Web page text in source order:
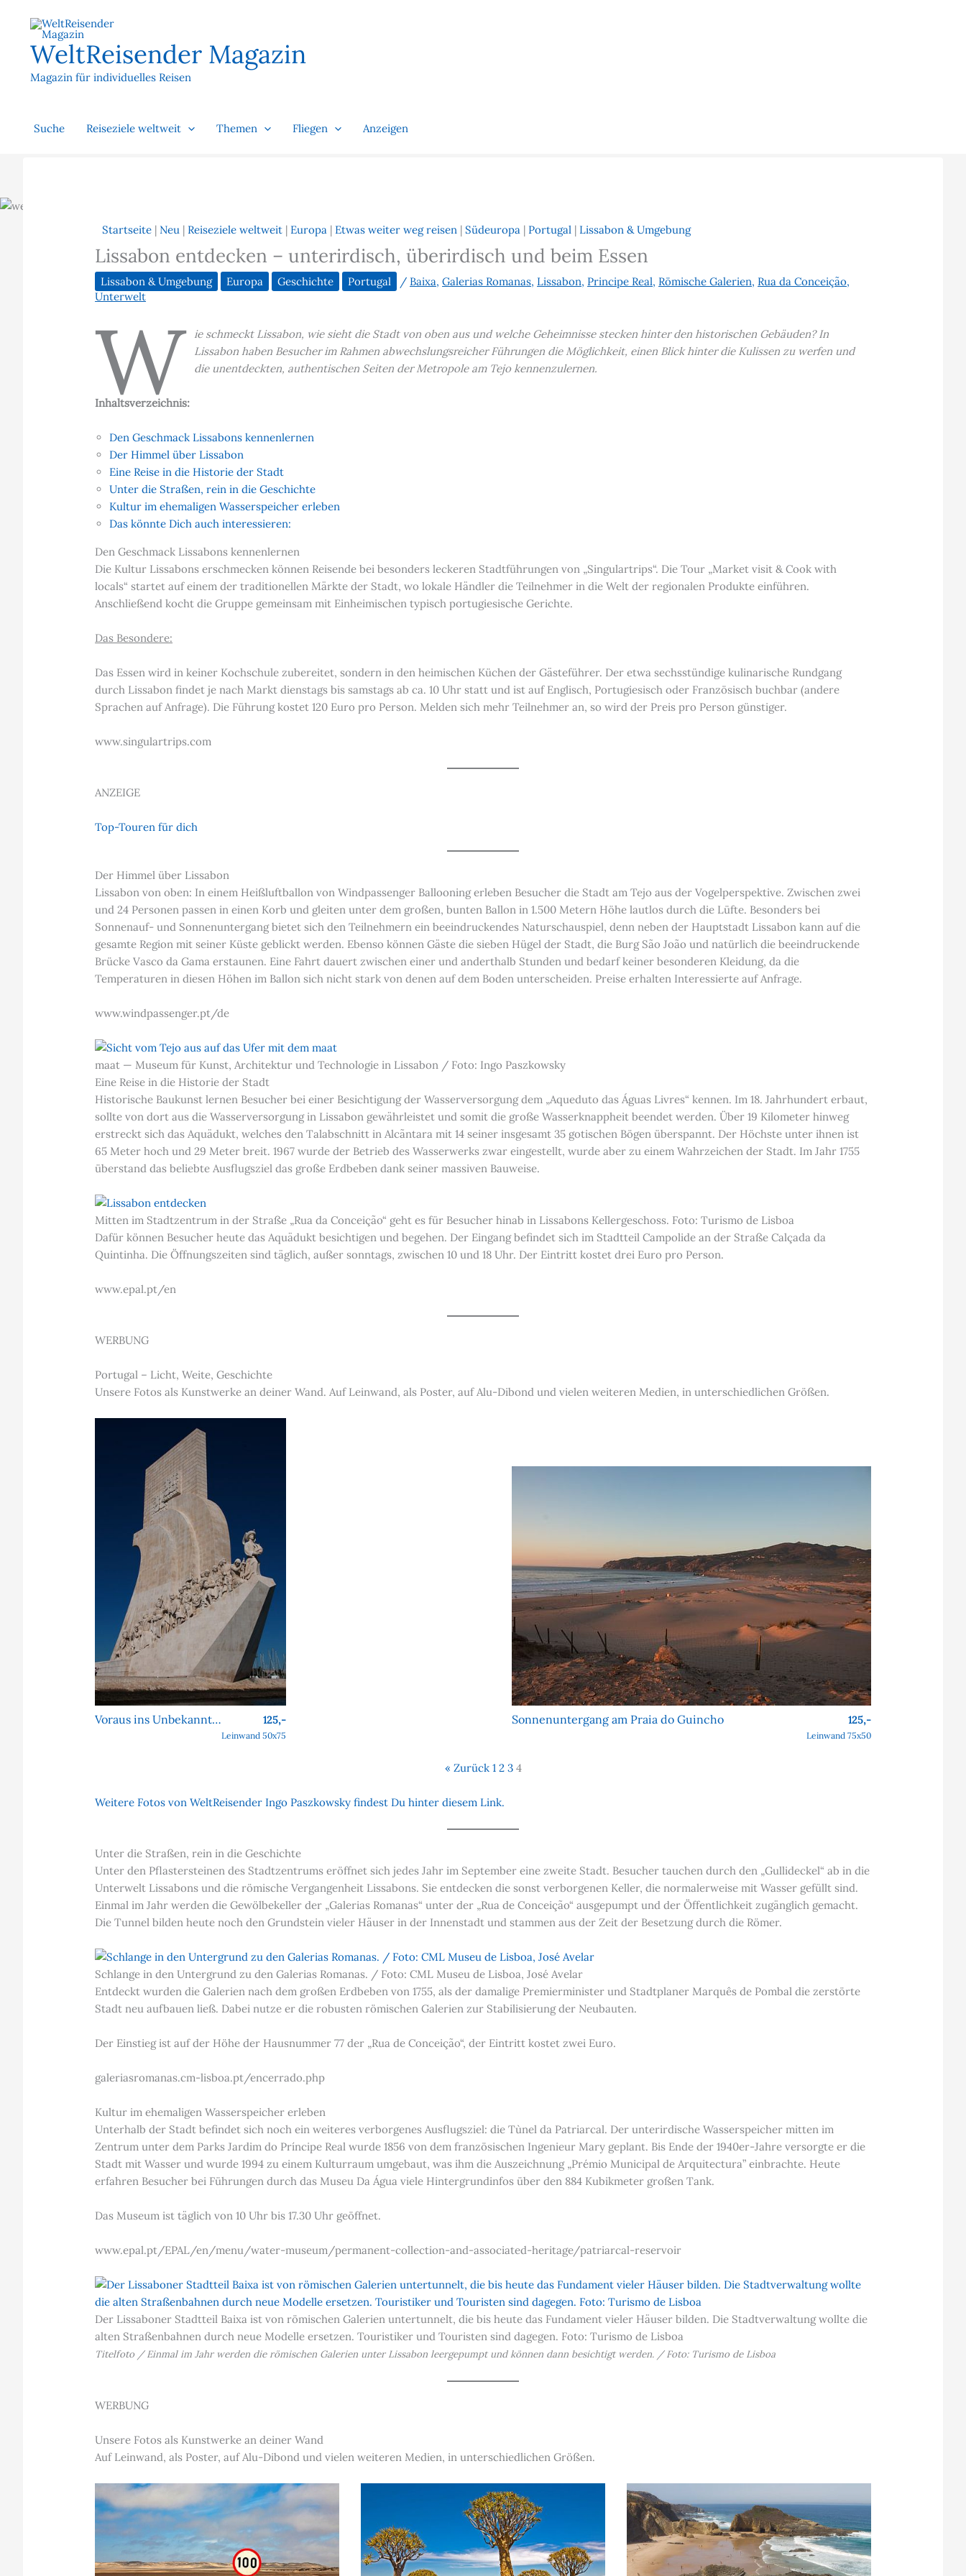
springenWeltReisender Magazin
Magazin für individuelles Reisen
Suche Reiseziele weltweit Themen Fliegen Anzeigen
Startseite | Neu | Reiseziele weltweit | Europa | Etwas weiter weg reisen |Südeuropa | Portugal | Lissabon & Umgebung
Lissabon entdecken – unterirdisch, überirdisch und beim Essen
Lissabon & Umgebung Europa Geschichte Portugal / Baixa,Galerias Romanas, Lissabon, Principe Real, Römische Galerien, Rua da Conceição,
Unterwelt
W
ie schmeckt Lissabon, wie sieht die Stadt von oben aus und welche Geheimnisse stecken hinter den historischen Gebäuden? In
Lissabon haben Besucher im Rahmen abwechslungsreicher Führungen die Möglichkeit, einen Blick hinter die Kulissen zu werfen und
die unentdeckten, authentischen Seiten der Metropole am Tejo kennenzulernen.
Inhaltsverzeichnis:
Den Geschmack Lissabons kennenlernen
Der Himmel über Lissabon
Eine Reise in die Historie der Stadt
Unter die Straßen, rein in die Geschichte
Kultur im ehemaligen Wasserspeicher erleben
Das könnte Dich auch interessieren:
Den Geschmack Lissabons kennenlernen
Die Kultur Lissabons erschmecken können Reisende bei besonders leckeren Stadtführungen von „Singulartrips“. Die Tour „Market visit & Cook with
locals“ startet auf einem der traditionellen Märkte der Stadt, wo lokale Händler die Teilnehmer in die Welt der regionalen Produkte einführen.
Anschließend kocht die Gruppe gemeinsam mit Einheimischen typisch portugiesische Gerichte.
Das Besondere:
Das Essen wird in keiner Kochschule zubereitet, sondern in den heimischen Küchen der Gästeführer. Der etwa sechsstündige kulinarische Rundgang
durch Lissabon findet je nach Markt dienstags bis samstags ab ca. 10 Uhr statt und ist auf Englisch, Portugiesisch oder Französisch buchbar (andere
Sprachen auf Anfrage). Die Führung kostet 120 Euro pro Person. Melden sich mehr Teilnehmer an, so wird der Preis pro Person günstiger.
www.singulartrips.com
ANZEIGE
Top-Touren für dich
Der Himmel über Lissabon
Lissabon von oben: In einem Heißluftballon von Windpassenger Ballooning erleben Besucher die Stadt am Tejo aus der Vogelperspektive. Zwischen zwei
und 24 Personen passen in einen Korb und gleiten unter dem großen, bunten Ballon in 1.500 Metern Höhe lautlos durch die Lüfte. Besonders bei
Sonnenauf- und Sonnenuntergang bietet sich den Teilnehmern ein beeindruckendes Naturschauspiel, denn neben der Hauptstadt Lissabon kann auf die
gesamte Region mit seiner Küste geblickt werden. Ebenso können Gäste die sieben Hügel der Stadt, die Burg São João und natürlich die beeindruckende
Brücke Vasco da Gama erstaunen. Eine Fahrt dauert zwischen einer und anderthalb Stunden und bedarf keiner besonderen Kleidung, da die
Temperaturen in diesen Höhen im Ballon sich nicht stark von denen auf dem Boden unterscheiden. Preise erhalten Interessierte auf Anfrage.
www.windpassenger.pt/de
maat — Museum für Kunst, Architektur und Technologie in Lissabon / Foto: Ingo Paszkowsky
Eine Reise in die Historie der Stadt
Historische Baukunst lernen Besucher bei einer Besichtigung der Wasserversorgung dem „Aqueduto das Águas Livres“ kennen. Im 18. Jahrhundert erbaut,
sollte von dort aus die Wasserversorgung in Lissabon gewährleistet und somit die große Wasserknappheit beendet werden. Über 19 Kilometer hinweg
erstreckt sich das Aquädukt, welches den Talabschnitt in Alcãntara mit 14 seiner insgesamt 35 gotischen Bögen überspannt. Der Höchste unter ihnen ist
65 Meter hoch und 29 Meter breit. 1967 wurde der Betrieb des Wasserwerks zwar eingestellt, wurde aber zu einem Wahrzeichen der Stadt. Im Jahr 1755
überstand das beliebte Ausflugsziel das große Erdbeben dank seiner massiven Bauweise.
Mitten im Stadtzentrum in der Straße „Rua da Conceição“ geht es für Besucher hinab in Lissabons Kellergeschoss. Foto: Turismo de Lisboa
Dafür können Besucher heute das Aquädukt besichtigen und begehen. Der Eingang befindet sich im Stadtteil Campolide an der Straße Calçada da
Quintinha. Die Öffnungszeiten sind täglich, außer sonntags, zwischen 10 und 18 Uhr. Der Eintritt kostet drei Euro pro Person.
www.epal.pt/en
WERBUNG
Portugal – Licht, Weite, Geschichte
Unsere Fotos als Kunstwerke an deiner Wand. Auf Leinwand, als Poster, auf Alu-Dibond und vielen weiteren Medien, in unterschiedlichen Größen.
Voraus ins Unbekannte – Sicht auf das Denkmal der Entdeckungen vom Tejo 125,-
Leinwand 50x75
Sonnenuntergang am Praia do Guincho 125,-
Leinwand 75x50
« Zurück 1 2 3 4
Weitere Fotos von WeltReisender Ingo Paszkowsky findest Du hinter diesem Link.
Unter die Straßen, rein in die Geschichte
Unter den Pflastersteinen des Stadtzentrums eröffnet sich jedes Jahr im September eine zweite Stadt. Besucher tauchen durch den „Gullideckel“ ab in die
Unterwelt Lissabons und die römische Vergangenheit Lissabons. Sie entdecken die sonst verborgenen Keller, die normalerweise mit Wasser gefüllt sind.
Einmal im Jahr werden die Gewölbekeller der „Galerias Romanas“ unter der „Rua de Conceição“ ausgepumpt und der Öffentlichkeit zugänglich gemacht.
Die Tunnel bilden heute noch den Grundstein vieler Häuser in der Innenstadt und stammen aus der Zeit der Besetzung durch die Römer.
Schlange in den Untergrund zu den Galerias Romanas. / Foto: CML Museu de Lisboa, José Avelar
Entdeckt wurden die Galerien nach dem großen Erdbeben von 1755, als der damalige Premierminister und Stadtplaner Marquês de Pombal die zerstörte
Stadt neu aufbauen ließ. Dabei nutze er die robusten römischen Galerien zur Stabilisierung der Neubauten.
Der Einstieg ist auf der Höhe der Hausnummer 77 der „Rua de Conceição“, der Eintritt kostet zwei Euro.
galeriasromanas.cm-lisboa.pt/encerrado.php
Kultur im ehemaligen Wasserspeicher erleben
Unterhalb der Stadt befindet sich noch ein weiteres verborgenes Ausflugsziel: die Tùnel da Patriarcal. Der unterirdische Wasserspeicher mitten im
Zentrum unter dem Parks Jardim do Príncipe Real wurde 1856 von dem französischen Ingenieur Mary geplant. Bis Ende der 1940er-Jahre versorgte er die
Stadt mit Wasser und wurde 1994 zu einem Kulturraum umgebaut, was ihm die Auszeichnung „Prémio Municipal de Arquitectura” einbrachte. Heute
erfahren Besucher bei Führungen durch das Museu Da Água viele Hintergrundinfos über den 884 Kubikmeter großen Tank.
Das Museum ist täglich von 10 Uhr bis 17.30 Uhr geöffnet.
www.epal.pt/EPAL/en/menu/water-museum/permanent-collection-and-associated-heritage/patriarcal-reservoir
Der Lissaboner Stadtteil Baixa ist von römischen Galerien untertunnelt, die bis heute das Fundament vieler Häuser bilden. Die Stadtverwaltung wollte die
alten Straßenbahnen durch neue Modelle ersetzen. Touristiker und Touristen sind dagegen. Foto: Turismo de Lisboa
Titelfoto / Einmal im Jahr werden die römischen Galerien unter Lissabon leergepumpt und können dann besichtigt werden. / Foto: Turismo de Lisboa
WERBUNG
Unsere Fotos als Kunstwerke an deiner Wand
Auf Leinwand, als Poster, auf Alu-Dibond und vielen weiteren Medien, in unterschiedlichen Größen.